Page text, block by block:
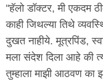
"हॅलो डॉक्टर, मी एकदम
काही जिथल्या तिथे
दुखत नाहीये. मूत्रपिंड,
मला संदेश दिला आहे की
तुम्हाला माझी आठवण